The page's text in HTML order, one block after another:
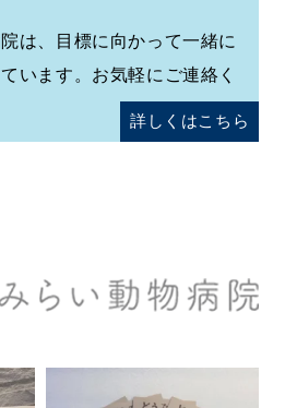
は、目標に向かって一緒に
います。お気軽にご連絡く
詳しくはこちら